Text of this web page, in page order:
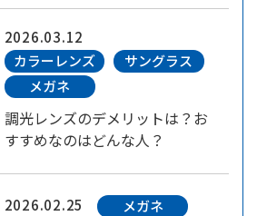
2026.03.12
カラーレンズ
サングラス
メガネ
調光レンズのデメリットは？お
すすめなのはどんな人？
2026.02.25 メガネ